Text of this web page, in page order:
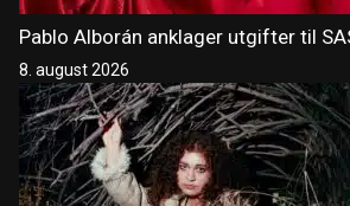
Pablo Alborán anklager utgifter til
8. august 2026